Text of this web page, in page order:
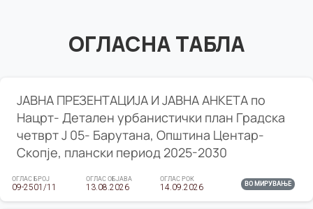
ОГЛАСНА ТАБЛА
ЈАВНА ПРЕЗЕНТАЦИЈА И ЈАВНА АНКЕТА по
Нацрт- Детален урбанистички план Градска
четврт Ј 05- Барутана, Општина Центар-
Скопје, плански период 2025-2030
ОГЛАС БРОЈ
09-2501/11
ОГЛАС ОБЈАВА
13.08.2026
ОГЛАС РОК
14.09.2026 ВО МИРУВАЊЕ